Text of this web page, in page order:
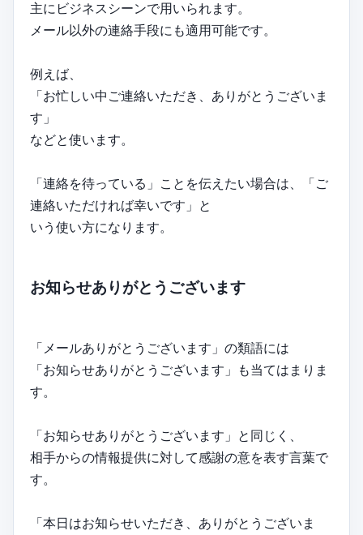
主にビジネスシーンで用いられます。
メール以外の連絡手段にも適用可能です。
例えば、
「お忙しい中ご連絡いただき、ありがとうございま
す」
などと使います。
「連絡を待っている」ことを伝えたい場合は、「ご
連絡いただければ幸いです」と
いう使い方になります。
お知らせありがとうございます
「メールありがとうございます」の類語には
「お知らせありがとうございます」も当てはまりま
す。
「お知らせありがとうございます」と同じく、
相手からの情報提供に対して感謝の意を表す言葉で
す。
「本日はお知らせいただき、ありがとうございま